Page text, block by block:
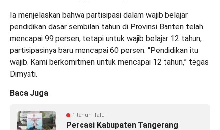
Ia menjelaskan bahwa partisipasi dalam wajib belajar
pendidikan dasar sembilan tahun di Provinsi Banten telah
mencapai 99 persen, tetapi untuk wajib belajar 12 tahun,
partisipasinya baru mencapai 60 persen. “Pendidikan itu
wajib. Kami berkomitmen untuk mencapai 12 tahun,” tegas
Dimyati.
Baca Juga
1 tahun lalu
Percasi Kabupaten Tangerang